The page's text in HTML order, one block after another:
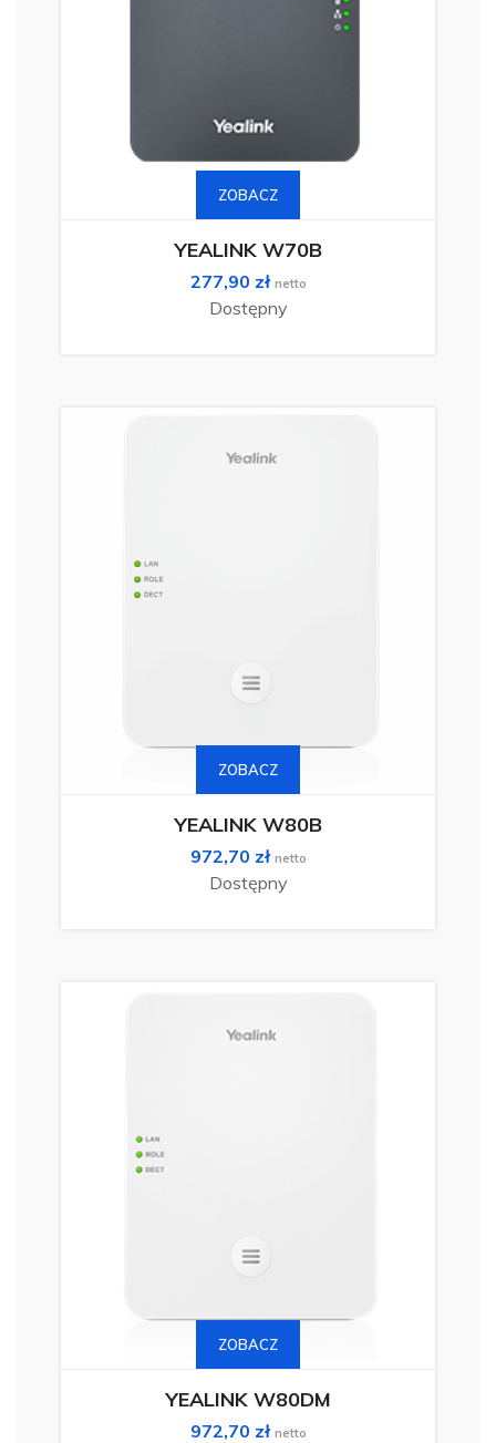
ZOBACZ
Ten
produkt
wariantów.
można
wybrać
stronie
produktu
YEALINK W70B
277,90 zł netto
Dostępny
ZOBACZ
YEALINK W80B
972,70 zł netto
Dostępny
ZOBACZ
YEALINK W80DM
972,70 zł netto